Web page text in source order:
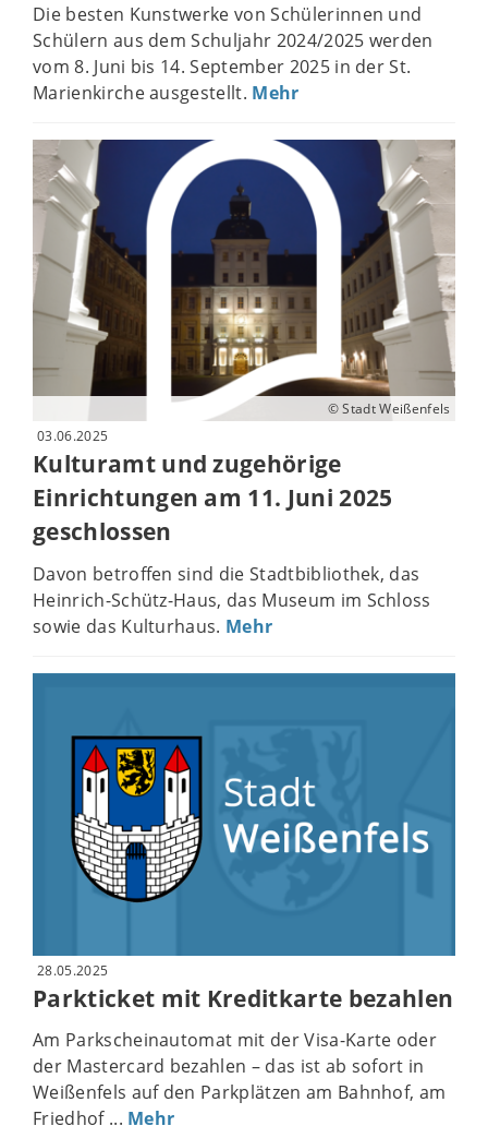
Die besten Kunstwerke von Schülerinnen und
Schülern aus dem Schuljahr 2024/2025 werden
vom 8. Juni bis 14. September 2025 in der St.
Marienkirche ausgestellt. Mehr
© Stadt Weißenfels
03.06.2025
Kulturamt und zugehörige
Einrichtungen am 11. Juni 2025
geschlossen
Davon betroffen sind die Stadtbibliothek, das
Heinrich-Schütz-Haus, das Museum im Schloss
sowie das Kulturhaus. Mehr
28.05.2025
Parkticket mit Kreditkarte bezahlen
Am Parkscheinautomat mit der Visa-Karte oder
der Mastercard bezahlen – das ist ab sofort in
Weißenfels auf den Parkplätzen am Bahnhof, am
Friedhof ... Mehr